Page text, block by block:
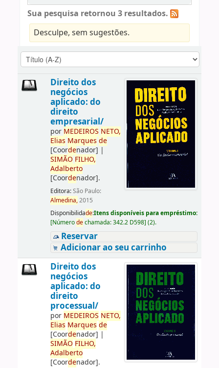
Sua pesquisa retornou 3 resultados.
Desculpe, sem sugestões.
Direito dos
negócios
aplicado: do
direito
empresarial/
por MEDEIROS NETO,
Elias Marques de
[Coordenador] |
SIMÃO FILHO,
Adalberto
[Coordenador].
Editora:São Paulo:
Almedina,2015
Disponibilidade:Itens disponíveis para empréstimo:
[Númerodechamada:342.2 D598] (2).
Reservar
Adicionar ao seu carrinho
Direito dos
negócios
aplicado: do
direito
processual/
por MEDEIROS NETO,
Elias Marques de
[Coordenador] |
SIMÃO FILHO,
Adalberto
[Coordenador].